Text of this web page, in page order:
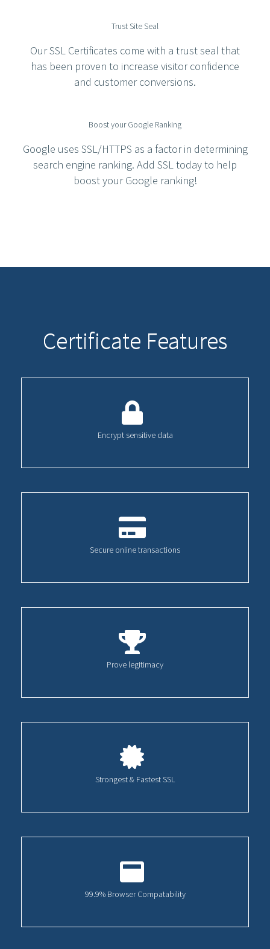
Trust Site Seal
Our SSL Certificates come with a trust seal that
has been proven to increase visitor confidence
and customer conversions.
Boost your Google Ranking
Google uses SSL/HTTPS as a factor in determining
search engine ranking. Add SSL today to help
boost your Google ranking!
Certificate Features
Encrypt sensitive data
Secure online transactions
Prove legitimacy
Strongest & Fastest SSL
99.9% Browser Compatability